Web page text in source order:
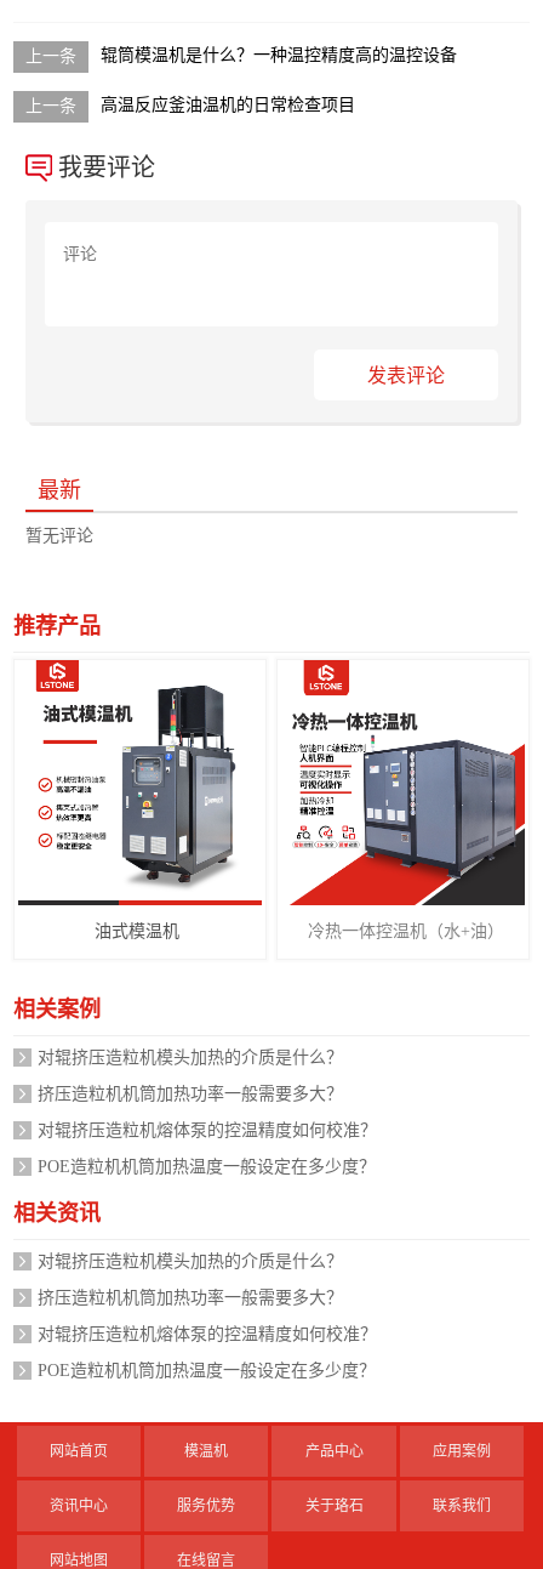
辊筒模温机是什么？一种温控精度高的温控设备
高温反应釜油温机的日常检查项目
我要评论
发表评论
最新
暂无评论
推荐产品
油式模温机 冷热一体控温机（水+油）
相关案例
对辊挤压造粒机模头加热的介质是什么？
挤压造粒机机筒加热功率一般需要多大？
对辊挤压造粒机熔体泵的控温精度如何校准？
POE造粒机机筒加热温度一般设定在多少度？
相关资讯
对辊挤压造粒机模头加热的介质是什么？
挤压造粒机机筒加热功率一般需要多大？
对辊挤压造粒机熔体泵的控温精度如何校准？
POE造粒机机筒加热温度一般设定在多少度？
网站首页 模温机 产品中心 应用案例
资讯中心 服务优势 关于珞石 联系我们
网站地图 在线留言